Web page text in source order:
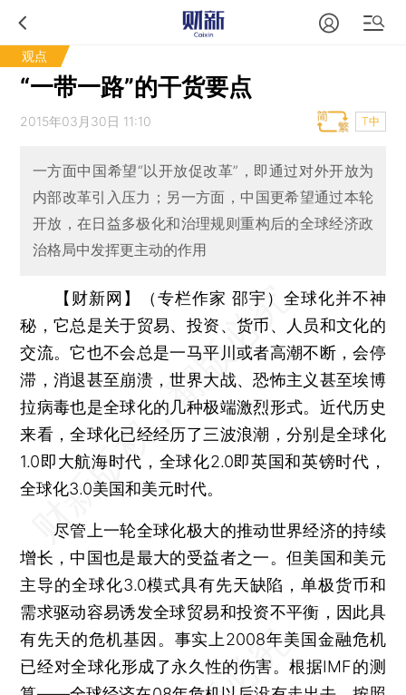
观点
“一带一路”的干货要点
2015年03月30日 11:10 T中
一方面中国希望“以开放促改革”，即通过对外开放为
内部改革引入压力；另一方面，中国更希望通过本轮
开放，在日益多极化和治理规则重构后的全球经济政
治格局中发挥更主动的作用
【财新网】（专栏作家 邵宇） 全球化并不神
秘，它总是关于贸易、投资、货币、人员和文化的
交流。它也不会总是一马平川或者高潮不断，会停
滞，消退甚至崩溃，世界大战、恐怖主义甚至埃博
拉病毒也是全球化的几种极端激烈形式。近代历史
来看，全球化已经经历了三波浪潮，分别是全球化
1.0即大航海时代，全球化2.0即英国和英镑时代，
全球化3.0美国和美元时代。
尽管上一轮全球化极大的推动世界经济的持续
增长，中国也是最大的受益者之一。但美国和美元
主导的全球化3.0模式具有先天缺陷，单极货币和
需求驱动容易诱发全球贸易和投资不平衡，因此具
有先天的危机基因。事实上2008年美国金融危机
已经对全球化形成了永久性的伤害。根据IMF的测